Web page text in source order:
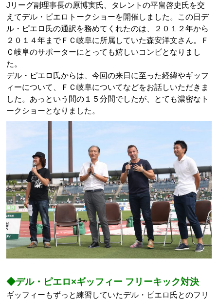
Jリーグ副理事長の原博実氏、タレントの平畠啓史氏を交
えてデル・ピエロトークショーを開催しました。この日デ
ル・ピエロ氏の通訳を務めてくれたのは、２０１２年から
２０１４年までＦＣ岐阜に所属していた森安洋文さん。Ｆ
Ｃ岐阜のサポーターにとっても嬉しいコンビとなりまし
た。
デル・ピエロ氏からは、今回の来日に至った経緯やギッフ
ィーについて、ＦＣ岐阜についてなどをお話しいただきま
した。あっという間の１５分間でしたが、とても濃密なト
ークショーとなりました。
◆デル・ピエロ×ギッフィー フリーキック対決
ギッフィーもずっと練習していたデル・ピエロ氏とのフリ